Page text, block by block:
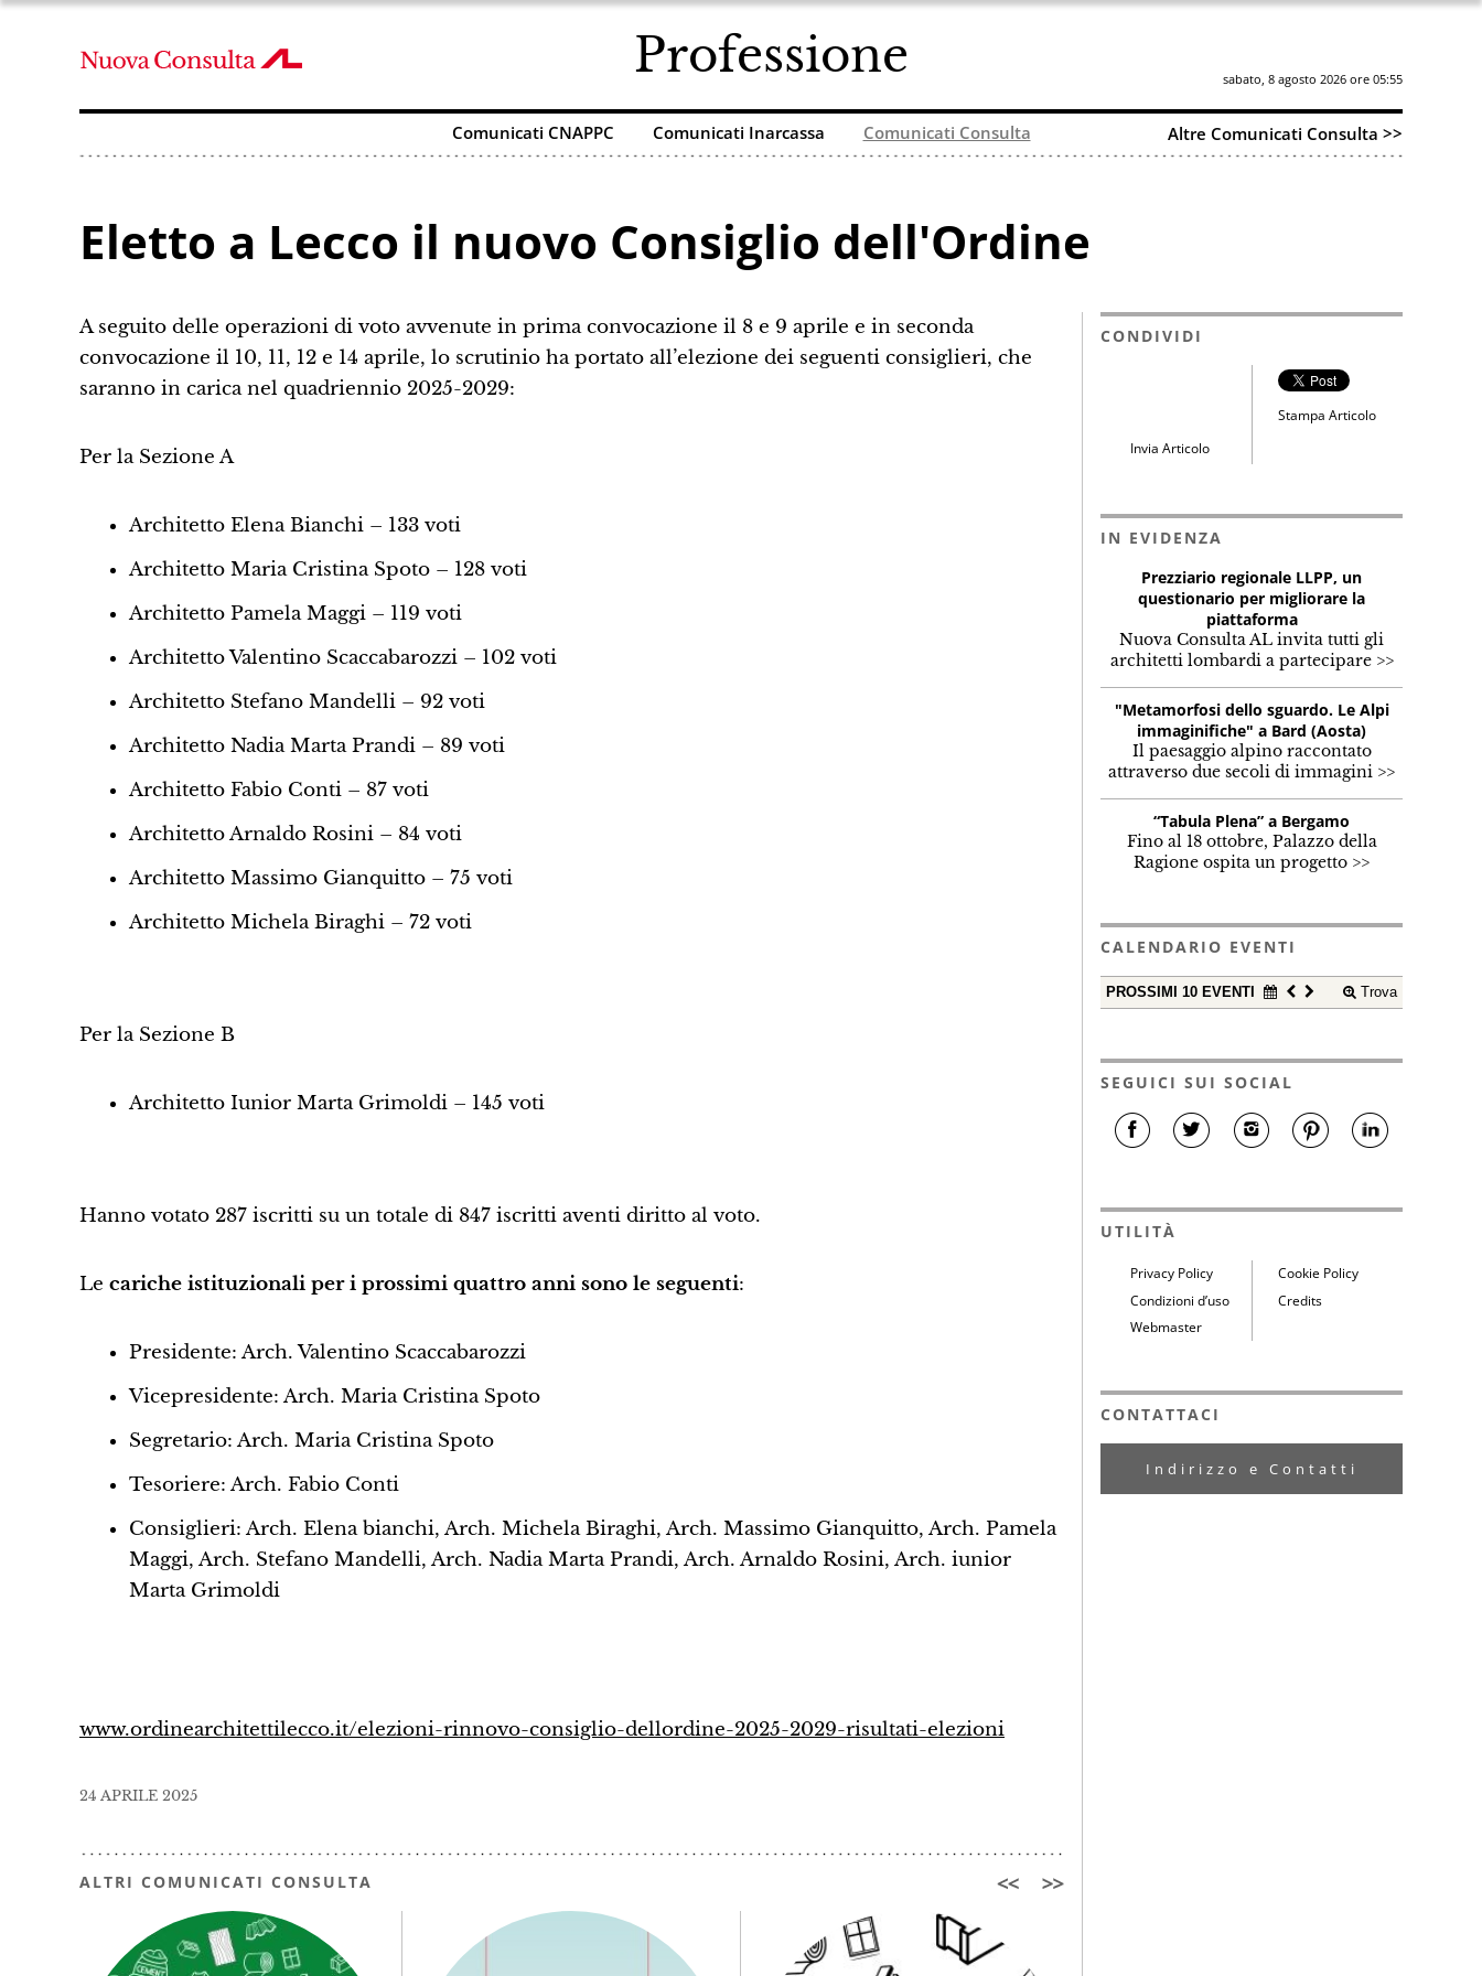
Professione sabato, 8 agosto 2026 ore 05:55
Comunicati CNAPPC Comunicati Inarcassa Comunicati Consulta Altre Comunicati Consulta >>
Eletto a Lecco il nuovo Consiglio dell'Ordine
A seguito delle operazioni di voto avvenute in prima convocazione il 8 e 9 aprile e in seconda
convocazione il 10, 11, 12 e 14 aprile, lo scrutinio ha portato all’elezione dei seguenti consiglieri, che
saranno in carica nel quadriennio 2025-2029:
Per la Sezione A
Architetto Elena Bianchi – 133 voti
Architetto Maria Cristina Spoto – 128 voti
Architetto Pamela Maggi – 119 voti
Architetto Valentino Scaccabarozzi – 102 voti
Architetto Stefano Mandelli – 92 voti
Architetto Nadia Marta Prandi – 89 voti
Architetto Fabio Conti – 87 voti
Architetto Arnaldo Rosini – 84 voti
Architetto Massimo Gianquitto – 75 voti
Architetto Michela Biraghi – 72 voti
Per la Sezione B
Architetto Iunior Marta Grimoldi – 145 voti
Hanno votato 287 iscritti su un totale di 847 iscritti aventi diritto al voto.
Le cariche istituzionali per i prossimi quattro anni sono le seguenti:
Presidente: Arch. Valentino Scaccabarozzi
Vicepresidente: Arch. Maria Cristina Spoto
Segretario: Arch. Maria Cristina Spoto
Tesoriere: Arch. Fabio Conti
Consiglieri: Arch. Elena bianchi, Arch. Michela Biraghi, Arch. Massimo Gianquitto, Arch. Pamela
Maggi, Arch. Stefano Mandelli, Arch. Nadia Marta Prandi, Arch. Arnaldo Rosini, Arch. iunior
Marta Grimoldi
www.ordinearchitettilecco.it/elezioni-rinnovo-consiglio-dellordine-2025-2029-risultati-elezioni
24 APRILE 2025
ALTRI COMUNICATI CONSULTA
CONDIVIDI
Stampa Articolo
Invia Articolo
IN EVIDENZA
Prezziario regionale LLPP, un
questionario per migliorare la
piattaforma
Nuova Consulta AL invita tutti gli
architetti lombardi a partecipare >>
"Metamorfosi dello sguardo. Le Alpi
immaginifiche" a Bard (Aosta)
Il paesaggio alpino raccontato
attraverso due secoli di immagini >>
“Tabula Plena” a Bergamo
Fino al 18 ottobre, Palazzo della
Ragione ospita un progetto >>
CALENDARIO EVENTI
PROSSIMI 10 EVENTI Trova
SEGUICI SUI SOCIAL
UTILITÀ
Privacy Policy
Cookie Policy
Condizioni d’uso
Credits
Webmaster
CONTATTACI
Indirizzo e Contatti